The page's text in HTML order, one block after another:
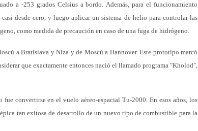
a -253 grados Celsius a bordo. Además, para el funcionamiento
desde cero, y luego aplicar un sistema de helio para controlar las
como medida de precaución en caso de una fuga de hidrógeno.
a Bratislava y Niza y de Moscú a Hannover. Este prototipo marcó
que exactamente entonces nació el llamado programa "Kholod",
convertirse en el vuelo aéreo-espacial Tu-2000. En esos años, los
tan exitosa de desarrollo de un nuevo tipo de combustible para la